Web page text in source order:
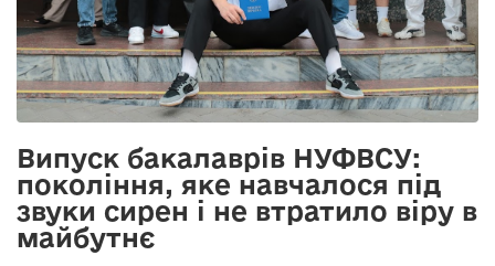
Випуск бакалаврів НУФВСУ:
покоління, яке навчалося під
звуки сирен і не втратило віру в
майбутнє